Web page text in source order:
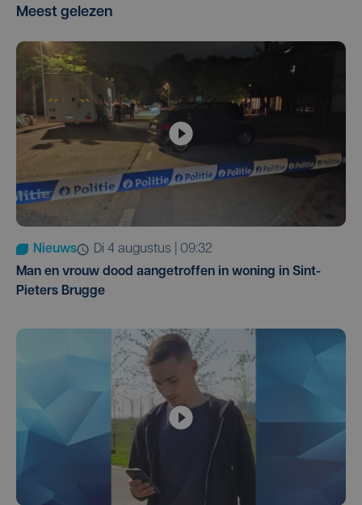
Meest gelezen
Nieuws
di 4 augustus | 09:32
Man en vrouw dood aangetroffen in woning in Sint-
Pieters Brugge